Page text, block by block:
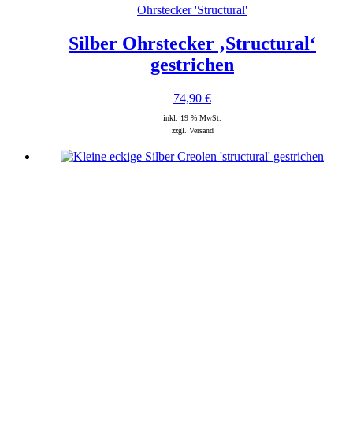
Ohrstecker 'Structural'
Silber Ohrstecker ‚Structural‘
gestrichen
74,90 €
inkl. 19 % MwSt.
zzgl. Versand